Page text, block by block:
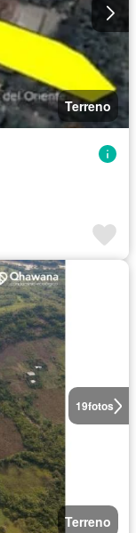
Terreno
19fotos
Terreno